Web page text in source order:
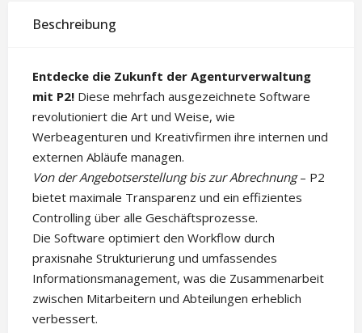
Beschreibung
Entdecke die Zukunft der Agenturverwaltung
mit P2! Diese mehrfach ausgezeichnete Software
revolutioniert die Art und Weise, wie
Werbeagenturen und Kreativfirmen ihre internen und
externen Abläufe managen.
Von der Angebotserstellung bis zur Abrechnung– P2
bietet maximale Transparenz und ein effizientes
Controlling über alle Geschäftsprozesse.
Die Software optimiert den Workflow durch
praxisnahe Strukturierung und umfassendes
Informationsmanagement, was die Zusammenarbeit
zwischen Mitarbeitern und Abteilungen erheblich
verbessert.